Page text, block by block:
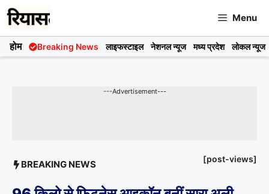
Skip
to
content
Menu
होम Breaking News लाइफस्टाइल नेशनल न्यूज मध्य प्रदेश लोकल न्यूज
---Advertisement---
BREAKING NEWS [post-views]